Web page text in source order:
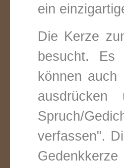
ein
Die Kerze
besucht. Es
können
Spruch/
verfassen".